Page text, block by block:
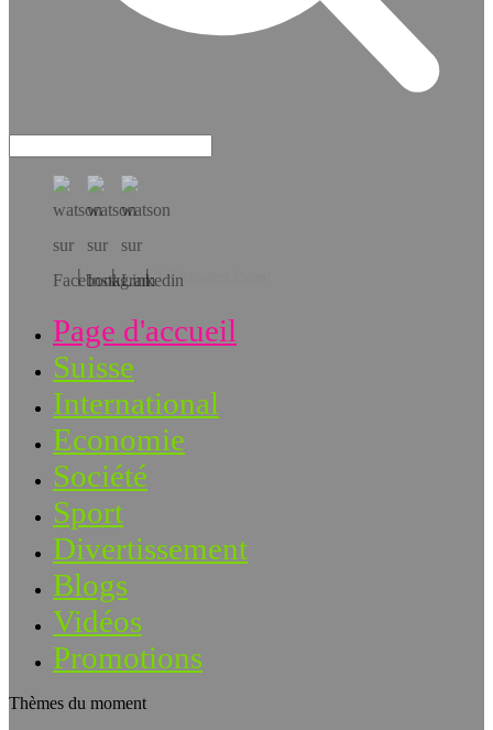
Téléchargez l’app!
Page d'accueil
Suisse
International
Economie
Société
Sport
Divertissement
Blogs
Vidéos
Promotions
Thèmes du moment